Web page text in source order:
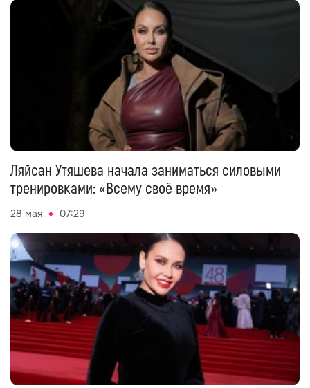
Ляйсан Утяшева начала заниматься силовыми
тренировками: «Всему своё время»
28 мая 07:29